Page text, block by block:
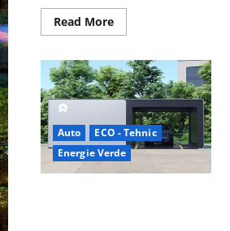
Read MoreRead
more
TZ
2027
–
SUV
electric
cu
7
locuri,
autonomie
Auto
ECO - Tehnic
Energie Verde